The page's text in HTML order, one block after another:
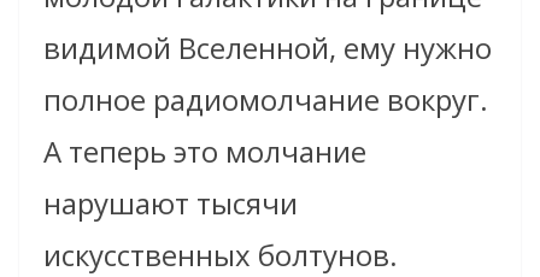
видимой Вселенной, ему нужно
полное радиомолчание вокруг.
А теперь это молчание
нарушают тысячи
искусственных болтунов.